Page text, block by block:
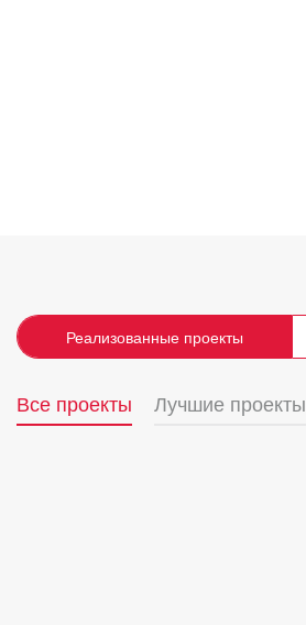
Реализованные проекты
Все проекты Лучшие проекты